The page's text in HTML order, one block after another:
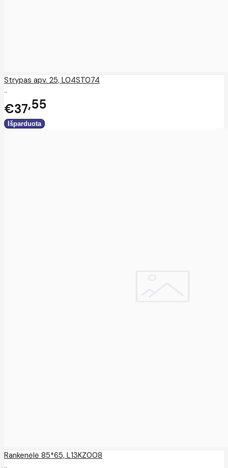
Strypas apv. 25, L04ST074
..
€37 55
Rankenėlė 85*65, L13KZ008
..